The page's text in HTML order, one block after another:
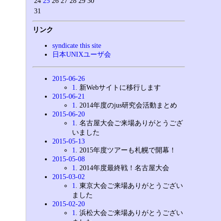
31
リンク
syndicate this site
日本UNIXユーザ会
2015-06-26
1
. 新Webサイトに移行します
2015-06-21
1
. 2014年度のjus研究会活動まとめ
2015-06-20
1
. 名古屋大会ご来場ありがとうござ
いました
2015-05-13
1
. 2015年度ツアーも札幌で開幕！
2015-05-08
1
. 2014年度最終戦！名古屋大会
2015-03-02
1
. 東京大会ご来場ありがとうござい
ました
2015-02-20
1
. 浜松大会ご来場ありがとうござい